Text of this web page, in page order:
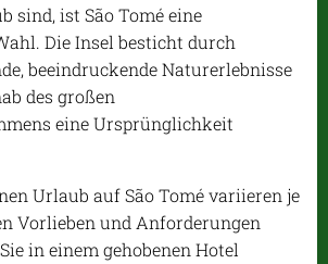
sind, ist São Tomé eine
Die Insel besticht durch
beeindruckende Naturerlebnisse
des großen
eine Ursprünglichkeit
Urlaub auf São Tomé variieren je
Vorlieben und Anforderungen
in einem gehobenen Hotel